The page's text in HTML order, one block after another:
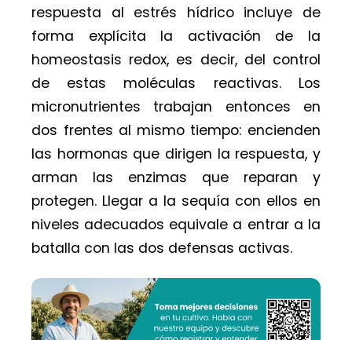
respuesta al estrés hídrico incluye de
forma explícita la activación de la
homeostasis redox, es decir, del control
de estas moléculas reactivas. Los
micronutrientes trabajan entonces en
dos frentes al mismo tiempo: encienden
las hormonas que dirigen la respuesta, y
arman las enzimas que reparan y
protegen. Llegar a la sequía con ellos en
niveles adecuados equivale a entrar a la
batalla con las dos defensas activas.